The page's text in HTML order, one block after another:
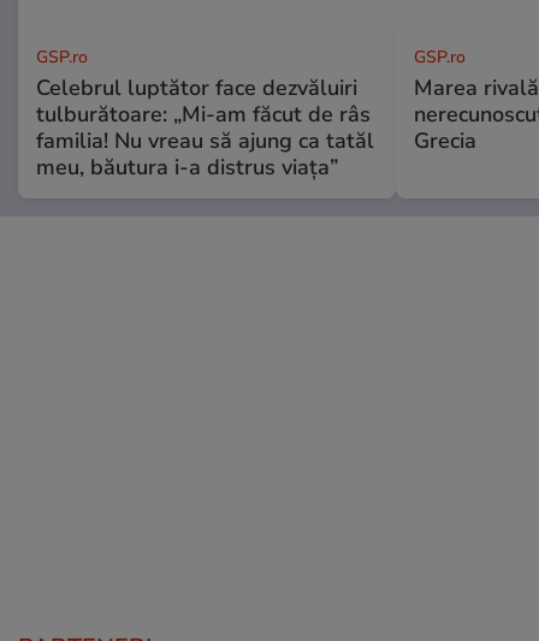
GSP.ro
Celebrul luptător face dezvăluiri
tulburătoare: „Mi-am făcut de râs
familia! Nu vreau să ajung ca tatăl
meu, băutura i-a distrus viața”
GSP.ro
Marea
Grecia